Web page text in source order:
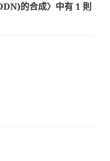
的合成〉中有 1 則